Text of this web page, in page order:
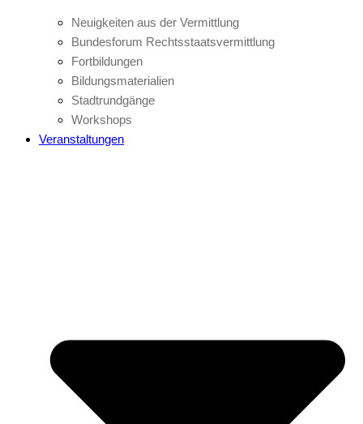
Neuigkeiten aus der Vermittlung
Bundesforum Rechtsstaatsvermittlung
Fortbildungen
Bildungsmaterialien
Stadtrundgänge
Workshops
Veranstaltungen